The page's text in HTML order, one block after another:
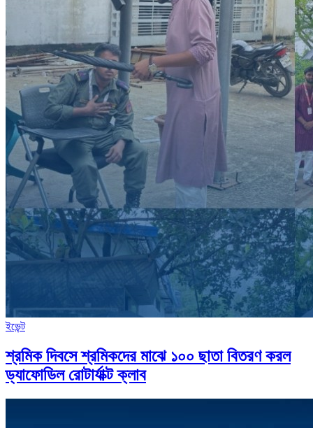
ইভেন্ট
শ্রমিক দিবসে শ্রমিকদের মাঝে ১০০ ছাতা বিতরণ করল
ড্যাফোডিল রোটার্যাক্ট ক্লাব